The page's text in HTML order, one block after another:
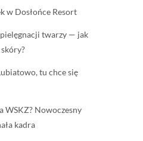
w Dosłońce Resort
twarzy — jak
tu chce się
WSKZ? Nowoczesny
kadra